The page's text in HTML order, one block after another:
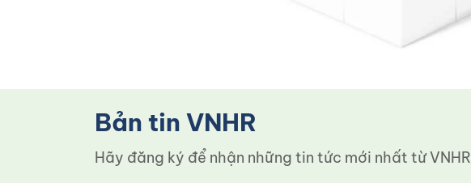
Bản tin VNHR
Hãy đăng ký để nhận những tin tức mới nhất từ ​​VNHR